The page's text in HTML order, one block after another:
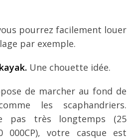
pourrez facilement louer
par exemple.
Une chouette idée.
de marcher au fond de
les scaphandriers.
pas très longtemps (25
000CP), votre casque est